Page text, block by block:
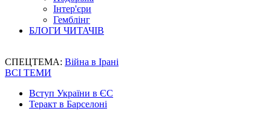
Інтер'єри
Гемблінг
БЛОГИ ЧИТАЧІВ
СПЕЦТЕМА: Війна в Ірані
ВСІ ТЕМИ
Вступ України в ЄС
Теракт в Барселоні